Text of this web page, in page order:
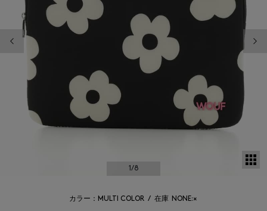
前の画像
1/8
カラー：MULTI COLOR / 在庫 NONE:×